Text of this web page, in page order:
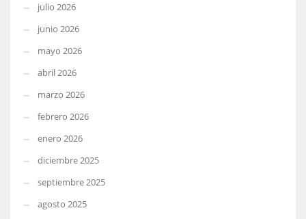
julio 2026
junio 2026
mayo 2026
abril 2026
marzo 2026
febrero 2026
enero 2026
diciembre 2025
septiembre 2025
agosto 2025